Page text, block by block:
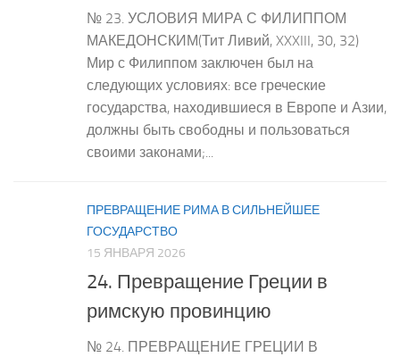
№ 23. УСЛОВИЯ МИРА С ФИЛИППОМ
МАКЕДОНСКИМ(Тит Ливий, XXXIII, 30, 32)
Мир с Филиппом заключен был на
следующих условиях: все греческие
государства, находившиеся в Европе и Азии,
должны быть свободны и пользоваться
своими законами;...
ПРЕВРАЩЕНИЕ РИМА В СИЛЬНЕЙШЕЕ
ГОСУДАРСТВО
15 ЯНВАРЯ 2026
24. Превращение Греции в
римскую провинцию
№ 24. ПРЕВРАЩЕНИЕ ГРЕЦИИ В